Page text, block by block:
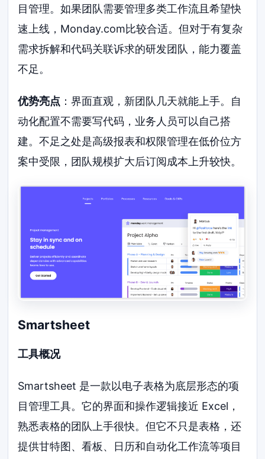
目管理。如果团队需要管理多类工作流且希望快
速上线，Monday.com比较合适。但对于有复杂
需求拆解和代码关联诉求的研发团队，能力覆盖
不足。
优势亮点 ：界面直观，新团队几天就能上手。自
动化配置不需要写代码，业务人员可以自己搭
建。不足之处是高级报表和权限管理在低价位方
案中受限，团队规模扩大后订阅成本上升较快。
Smartsheet
工具概况
Smartsheet 是一款以电子表格为底层形态的项
目管理工具。它的界面和操作逻辑接近 Excel，
熟悉表格的团队上手很快。但它不只是表格，还
提供甘特图、看板、日历和自动化工作流等项目